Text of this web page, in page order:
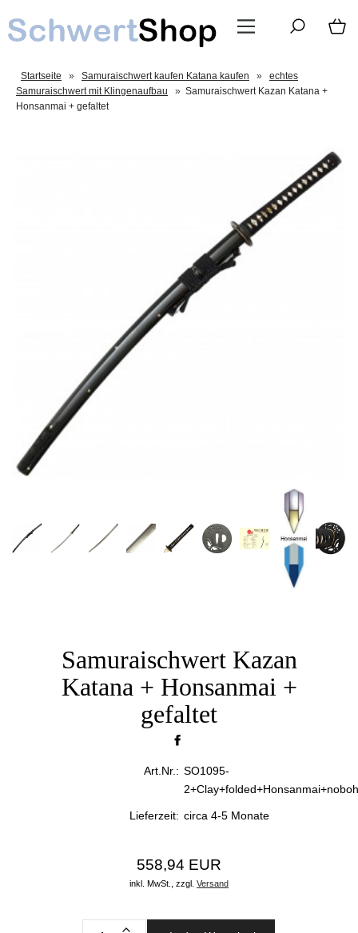
Startseite » Samuraischwert kaufen Katana kaufen »
echtes
Samuraischwert mit Klingenaufbau
» Samuraischwert Kazan Katana +
Honsanmai + gefaltet
Samuraischwert Kazan
Katana + Honsanmai +
gefaltet
Art.Nr.: SO1095-
Lieferzeit: circa 4-5 Monate
558,94 EUR
inkl. MwSt., zzgl. Versand